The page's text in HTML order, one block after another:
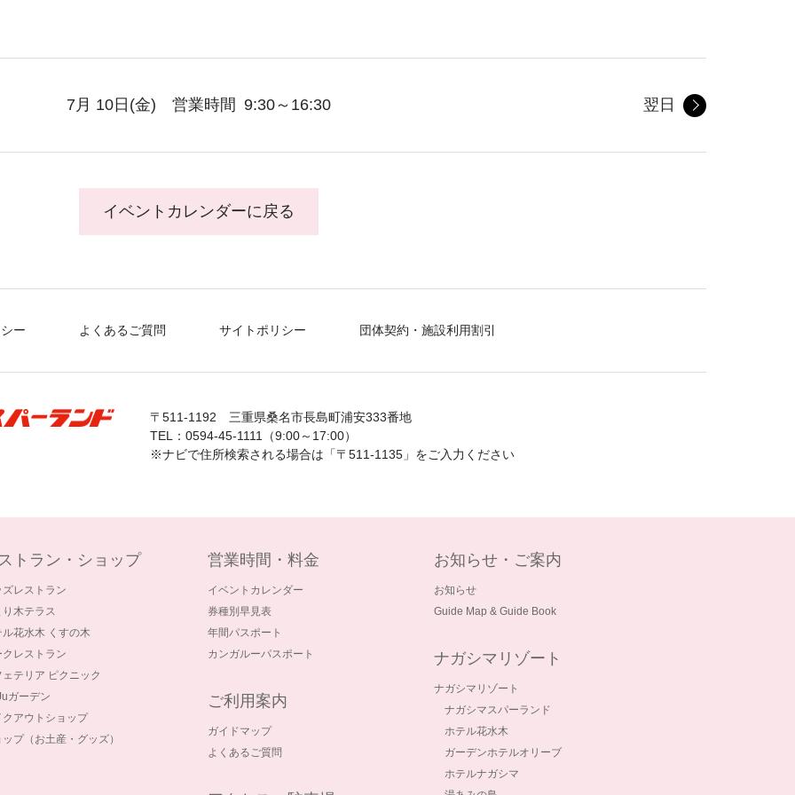
7月 10日 (金) 営業時間 9:30～16:30 翌日
イベントカレンダーに戻る
ー よくあるご質問 サイトポリシー 団体契約・施設利用割引
〒511-1192
三重県桑名市長島町浦安333番地
TEL：0594-45-1111（9:00～17:00）
※ナビで住所検索される場合は「〒511-1135」をご入力ください
トラン・ショップ
ズレストラン
り木テラス
ル花水木 くすの木
クレストラン
ェテリア ピクニック
ガーデン
クアウトショップ
ップ（お土産・グッズ）
営業時間・料金
イベントカレンダー
券種別早見表
年間パスポート
カンガルーパスポート
ご利用案内
ガイドマップ
よくあるご質問
お知らせ・ご案内
お知らせ
Guide Map & Guide Book
ナガシマリゾート
ナガシマリゾート
ナガシマスパーランド
ホテル花水木
ガーデンホテルオリーブ
ホテルナガシマ